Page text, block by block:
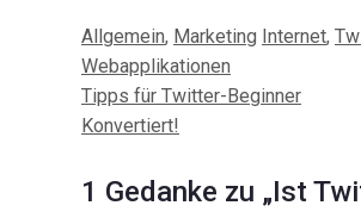
Kategorien
Allgemein, Marketing Internet,
Webapplikationen
Beitrags-
Navigation
Tipps für Twitter-Beginner
Konvertiert!
1 Gedanke zu „Ist